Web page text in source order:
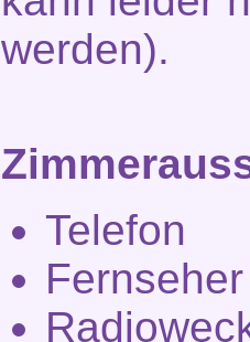
werden).
Telefon
Fernseher